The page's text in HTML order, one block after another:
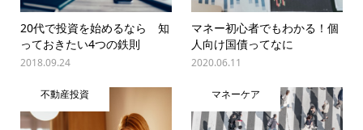
20代で投資を始めるなら 知
っておきたい4つの鉄則
2018.09.24
マネー初心者でもわかる！個
人向け国債ってなに
2020.06.11
不動産投資 マネーケア